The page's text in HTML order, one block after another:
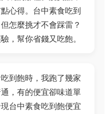
心得。台中素食吃到
怎麼挑才不會踩雷？
，幫你省錢又吃飽。
到飽時，我跑了幾家
，有的便宜卻味道單
台中素食吃到飽便宜